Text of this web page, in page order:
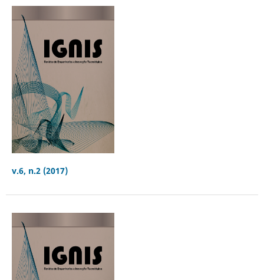
v.6, n.2 (2017)